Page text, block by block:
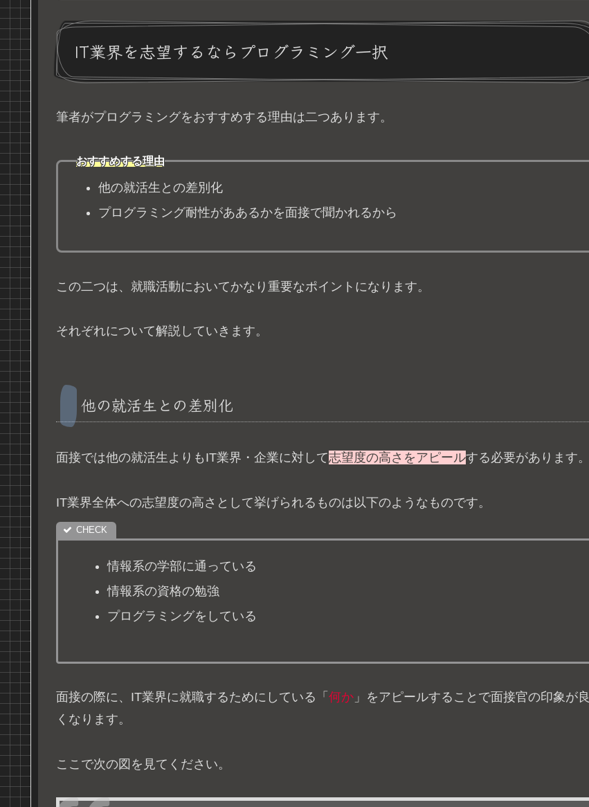
IT業界を志望するならプログラミング一択
筆者がプログラミングをおすすめする理由は二つあります。
おすすめする理由
他の就活生との差別化
プログラミング耐性がああるかを面接で聞かれるから
この二つは、就職活動においてかなり重要なポイントになります。
それぞれについて解説していきます。
他の就活生との差別化
面接では他の就活生よりもIT業界・企業に対して志望度の高さをアピールする必要があります。
IT業界全体への志望度の高さとして挙げられるものは以下のようなものです。
情報系の学部に通っている
情報系の資格の勉強
プログラミングをしている
面接の際に、IT業界に就職するためにしている「 何か 」をアピールすることで面接官の印象が良
くなります。
ここで次の図を見てください。